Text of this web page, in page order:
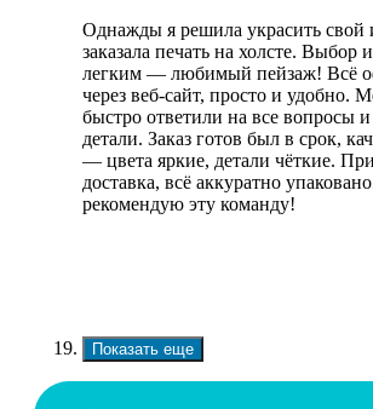
Однажды я решила украсить свой
заказала печать на холсте. Выбор
легким — любимый пейзаж! Всё
через веб-сайт, просто и удобно.
быстро ответили на все вопросы
детали. Заказ готов был в срок,
— цвета яркие, детали чёткие.
доставка, всё аккуратно
рекомендую эту команду!
Показать еще